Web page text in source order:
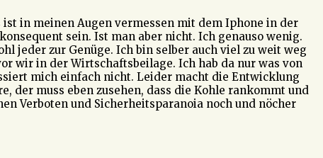
in meinen Augen vermessen mit dem Iphone in der
sein. Ist man aber nicht. Ich genauso wenig.
jeder zur Genüge. Ich bin selber auch viel zu weit weg
wir in der Wirtschaftsbeilage. Ich hab da nur was von
mich einfach nicht. Leider macht die Entwicklung
der muss eben zusehen, dass die Kohle rankommt und
Verboten und Sicherheitsparanoia noch und nöcher